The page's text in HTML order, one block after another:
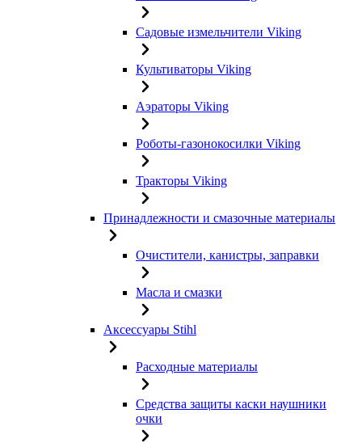
Садовые измельчители Viking
Культиваторы Viking
Аэраторы Viking
Роботы-газонокосилки Viking
Тракторы Viking
Принадлежности и смазочные материалы
Очистители, канистры, заправки
Масла и смазки
Аксессуары Stihl
Расходные материалы
Средства защиты каски наушники
очки